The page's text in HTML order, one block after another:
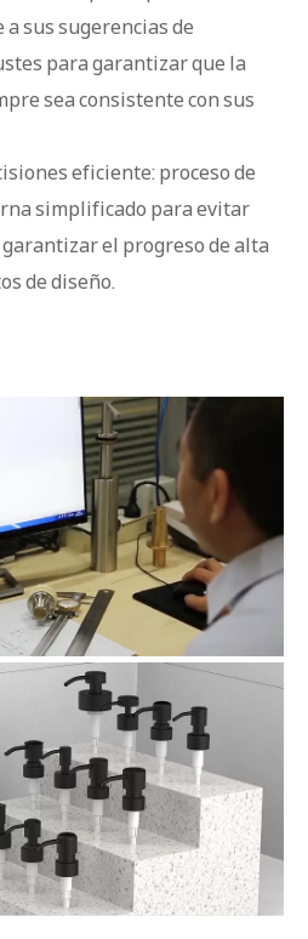
sus sugerencias de
para garantizar que la
sea consistente con sus
eficiente: proceso de
simplificado para evitar
el progreso de alta
de diseño.